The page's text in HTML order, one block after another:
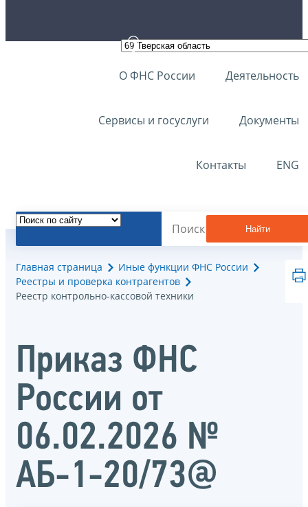
О ФНС России Деятельность
Сервисы и госуслуги Документы
Контакты ENG
Найти
Главная страница
Иные функции ФНС России
Реестры и проверка контрагентов
Реестр контрольно-кассовой техники
Приказ ФНС
России от
06.02.2026 №
АБ-1-20/73@